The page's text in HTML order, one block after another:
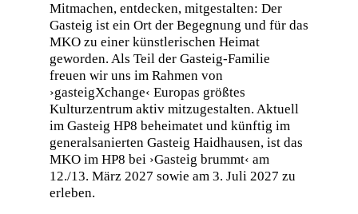
Mitmachen, entdecken, mitgestalten: Der
Gasteig ist ein Ort der Begegnung und für das
MKO zu einer künstlerischen Heimat
geworden. Als Teil der Gasteig-Familie
freuen wir uns im Rahmen von
›gasteigXchange‹ Europas größtes
Kulturzentrum aktiv mitzugestalten. Aktuell
im Gasteig HP8 beheimatet und künftig im
generalsanierten Gasteig Haidhausen, ist das
MKO im HP8 bei ›Gasteig brummt‹ am
12./13. März 2027 sowie am 3. Juli 2027 zu
erleben.